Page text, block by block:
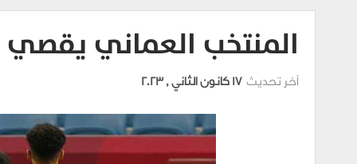
المنتخب العماني
آخر تحديث 17 كانون الثاني , 2023